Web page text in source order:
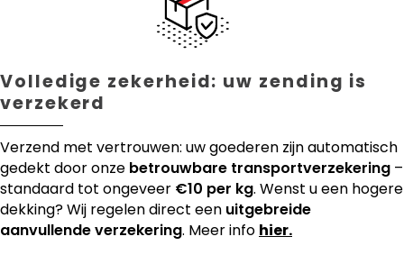
Volledige zekerheid: uw zending is
verzekerd
Verzend met vertrouwen: uw goederen zijn automatisch
gedekt door onze betrouwbare transportverzekering –
standaard tot ongeveer €10 per kg. Wenst u een hogere
dekking? Wij regelen direct een uitgebreide
aanvullende verzekering. Meer info hier.